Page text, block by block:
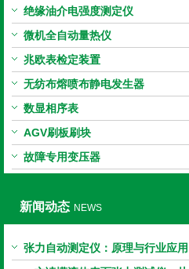
绝缘油介电强度测定仪
微机全自动量热仪
兆欧表检定装置
无纺布熔喷布静电发生器
数显相序表
AGV刷板刷块
故障专用变压器
新闻动态 NEWS
张力自动测定仪：原理与行业应用